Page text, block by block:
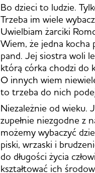
Bo dzieci to ludzie.
Trzeba im wiele
Uwielbiam żarciki
Wiem, że jedna kocha
pand. Jej siostra woli
którą córka chodzi do
O innych wiem
to trzeba do nich
Niezależnie od wieku.
zupełnie niezgodne z
możemy wybaczyć
piski, wrzaski i
do długości życia
kształtować ich